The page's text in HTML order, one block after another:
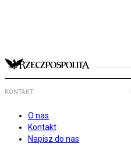
KONTAKT
O nas
Kontakt
Napisz do nas